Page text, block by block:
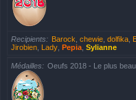
Recipients Barock chewie dolfika
Jirobien Lady Pepia Sylianne
Médailles Oeufs 2018 - Le plus beau